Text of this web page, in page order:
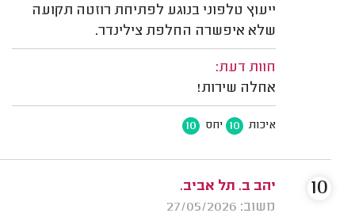
ייעוץ טלפוני בנוגע לפתיחת רוזטה תקועה
שלא איפשרה החלפת צילינדר.
חוות דעת:
אחלה שירות!
איכות 10 יחס 10
יהב ב. תל אביב.
משוב: 27/05/2026
10